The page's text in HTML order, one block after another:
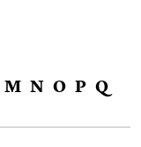
M N O P Q